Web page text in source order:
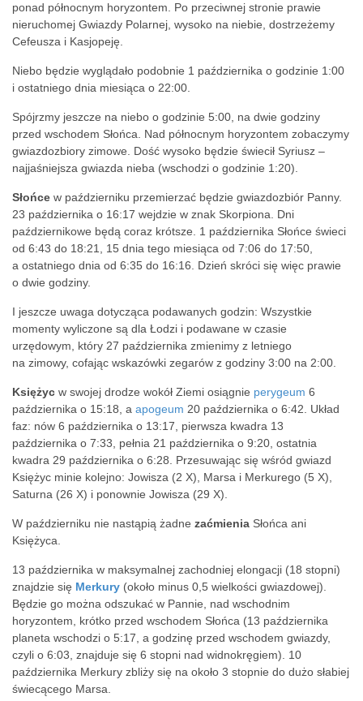
ponad północnym horyzontem. Po przeciwnej stronie prawie
nieruchomej Gwiazdy Polarnej, wysoko na niebie, dostrzeżemy
Cefeusza i Kasjopeję.
Niebo będzie wyglądało podobnie 1 października o godzinie 1:00
i ostatniego dnia miesiąca o 22:00.
Spójrzmy jeszcze na niebo o godzinie 5:00, na dwie godziny
przed wschodem Słońca. Nad północnym horyzontem zobaczymy
gwiazdozbiory zimowe. Dość wysoko będzie świecił Syriusz –
najjaśniejsza gwiazda nieba (wschodzi o godzinie 1:20).
Słońce w październiku przemierzać będzie gwiazdozbiór Panny.
23 października o 16:17 wejdzie w znak Skorpiona. Dni
październikowe będą coraz krótsze. 1 października Słońce świeci
od 6:43 do 18:21, 15 dnia tego miesiąca od 7:06 do 17:50,
a ostatniego dnia od 6:35 do 16:16. Dzień skróci się więc prawie
o dwie godziny.
I jeszcze uwaga dotycząca podawanych godzin: Wszystkie
momenty wyliczone są dla Łodzi i podawane w czasie
urzędowym, który 27 października zmienimy z letniego
na zimowy, cofając wskazówki zegarów z godziny 3:00 na 2:00.
Księżyc w swojej drodze wokół Ziemi osiągnie perygeum 6
października o 15:18, a apogeum 20 października o 6:42. Układ
faz: nów 6 października o 13:17, pierwsza kwadra 13
października o 7:33, pełnia 21 października o 9:20, ostatnia
kwadra 29 października o 6:28. Przesuwając się wśród gwiazd
Księżyc minie kolejno: Jowisza (2 X), Marsa i Merkurego (5 X),
Saturna (26 X) i ponownie Jowisza (29 X).
W październiku nie nastąpią żadne zaćmienia Słońca ani
Księżyca.
13 października w maksymalnej zachodniej elongacji (18 stopni)
znajdzie się Merkury (około minus 0,5 wielkości gwiazdowej).
Będzie go można odszukać w Pannie, nad wschodnim
horyzontem, krótko przed wschodem Słońca (13 października
planeta wschodzi o 5:17, a godzinę przed wschodem gwiazdy,
czyli o 6:03, znajduje się 6 stopni nad widnokręgiem). 10
października Merkury zbliży się na około 3 stopnie do dużo słabiej
świecącego Marsa.